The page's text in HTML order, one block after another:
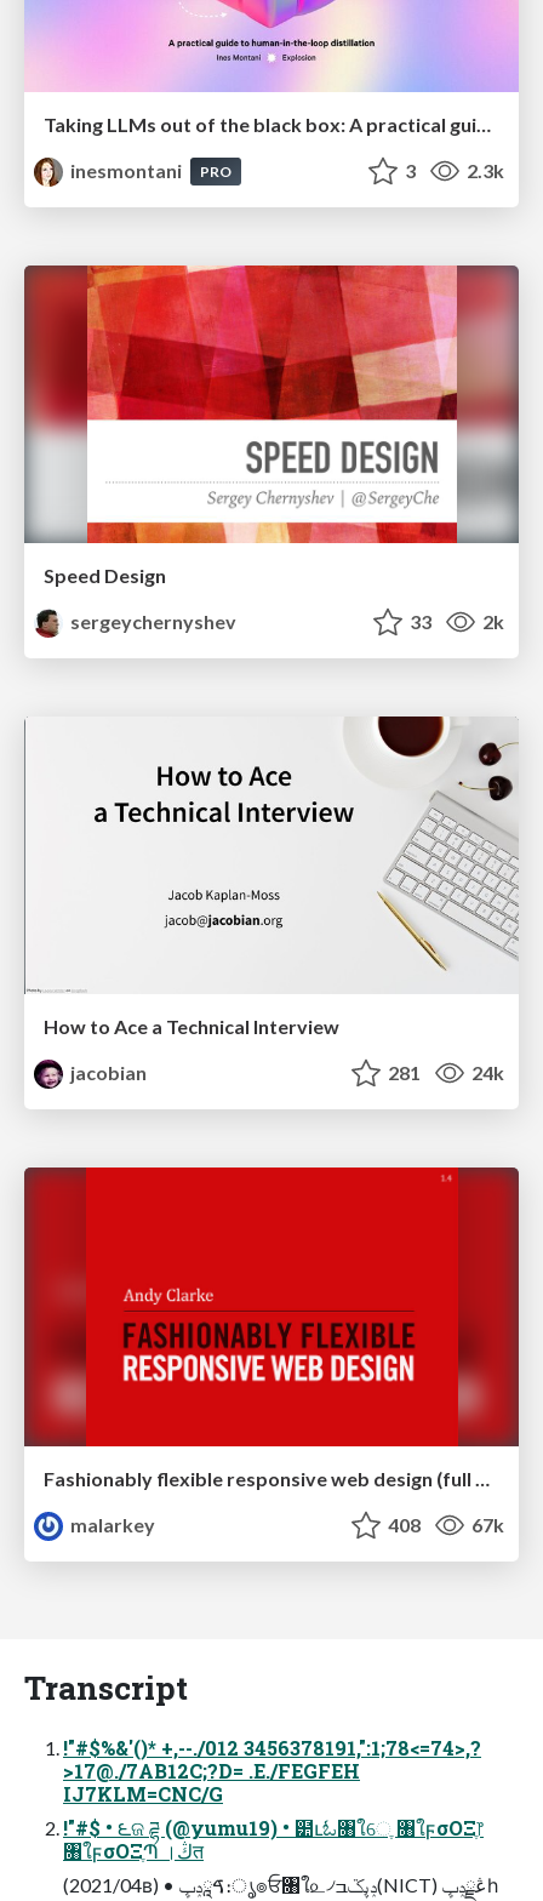
inesmontani
PRO 3 2.3k
Speed Design
sergeychernyshev
33 2k
How to Ace a Technical Interview
jacobian
281 24k
malarkey
408 67k
Transcript
!"#$%&'()* +,--./012 3456378191,":1;78<=74>,?
>17@./7AB12C;?D= .E./FEGFEH
IJ7KLM=CNC/G
!"#$ • ౬ଜ ཌྷ (@yumu19) • ๺ւಓ৘ใେֶ ৘ใϝσΟΞֶ෦
৘ใϝσΟΞֶՊ ।ڭत
(2021/04ʙ) • ࠃཱݚڀ։ൃ๏ਓ৘ใ௨৴ݚڀػߏ(NICT) ڠྗݚڀһ